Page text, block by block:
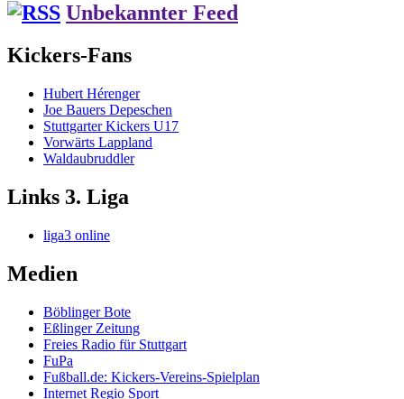
Unbekannter Feed
Kickers-Fans
Hubert Hérenger
Joe Bauers Depeschen
Stuttgarter Kickers U17
Vorwärts Lappland
Waldaubruddler
Links 3. Liga
liga3 online
Medien
Böblinger Bote
Eßlinger Zeitung
Freies Radio für Stuttgart
FuPa
Fußball.de: Kickers-Vereins-Spielplan
Internet Regio Sport